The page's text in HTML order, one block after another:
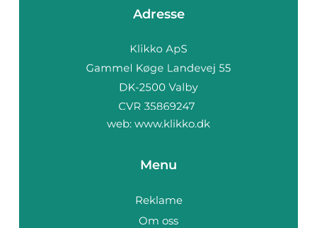
Adresse
web: www.klikko.dk
Menu
Reklame
Om oss